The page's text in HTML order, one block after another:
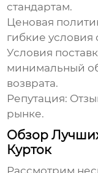
стандартам.
Ценовая
гибкие условия
Условия
минимальный
возврата.
Репутация:
рынке.
Обзор
Курток